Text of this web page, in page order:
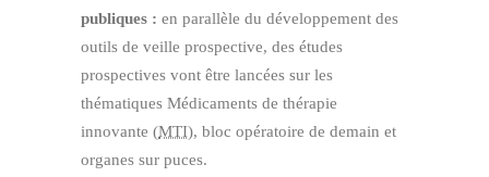
publiques : en parallèle du développement des
outils de veille prospective, des études
prospectives vont être lancées sur les
thématiques Médicaments de thérapie
innovante (MTI), bloc opératoire de demain et
organes sur puces.